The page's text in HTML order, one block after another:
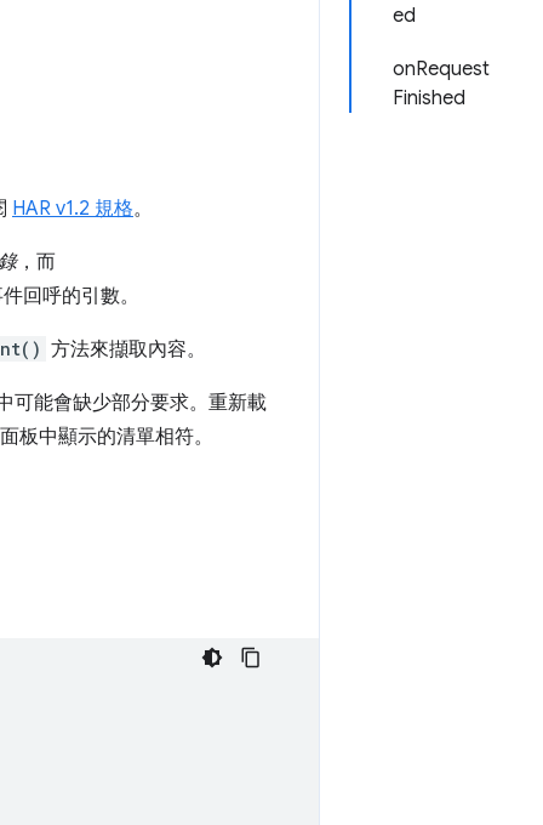
ed
onRequest
Finished
HAR v1.2 規格。
，而
回呼的引數。
方法來擷取內容。
可能會缺少部分要求。重新載
板中顯示的清單相符。